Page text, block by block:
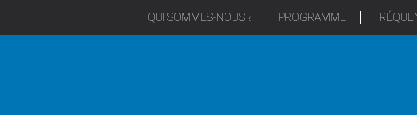
QUI SOMMES-NOUS ? PROGRAMME